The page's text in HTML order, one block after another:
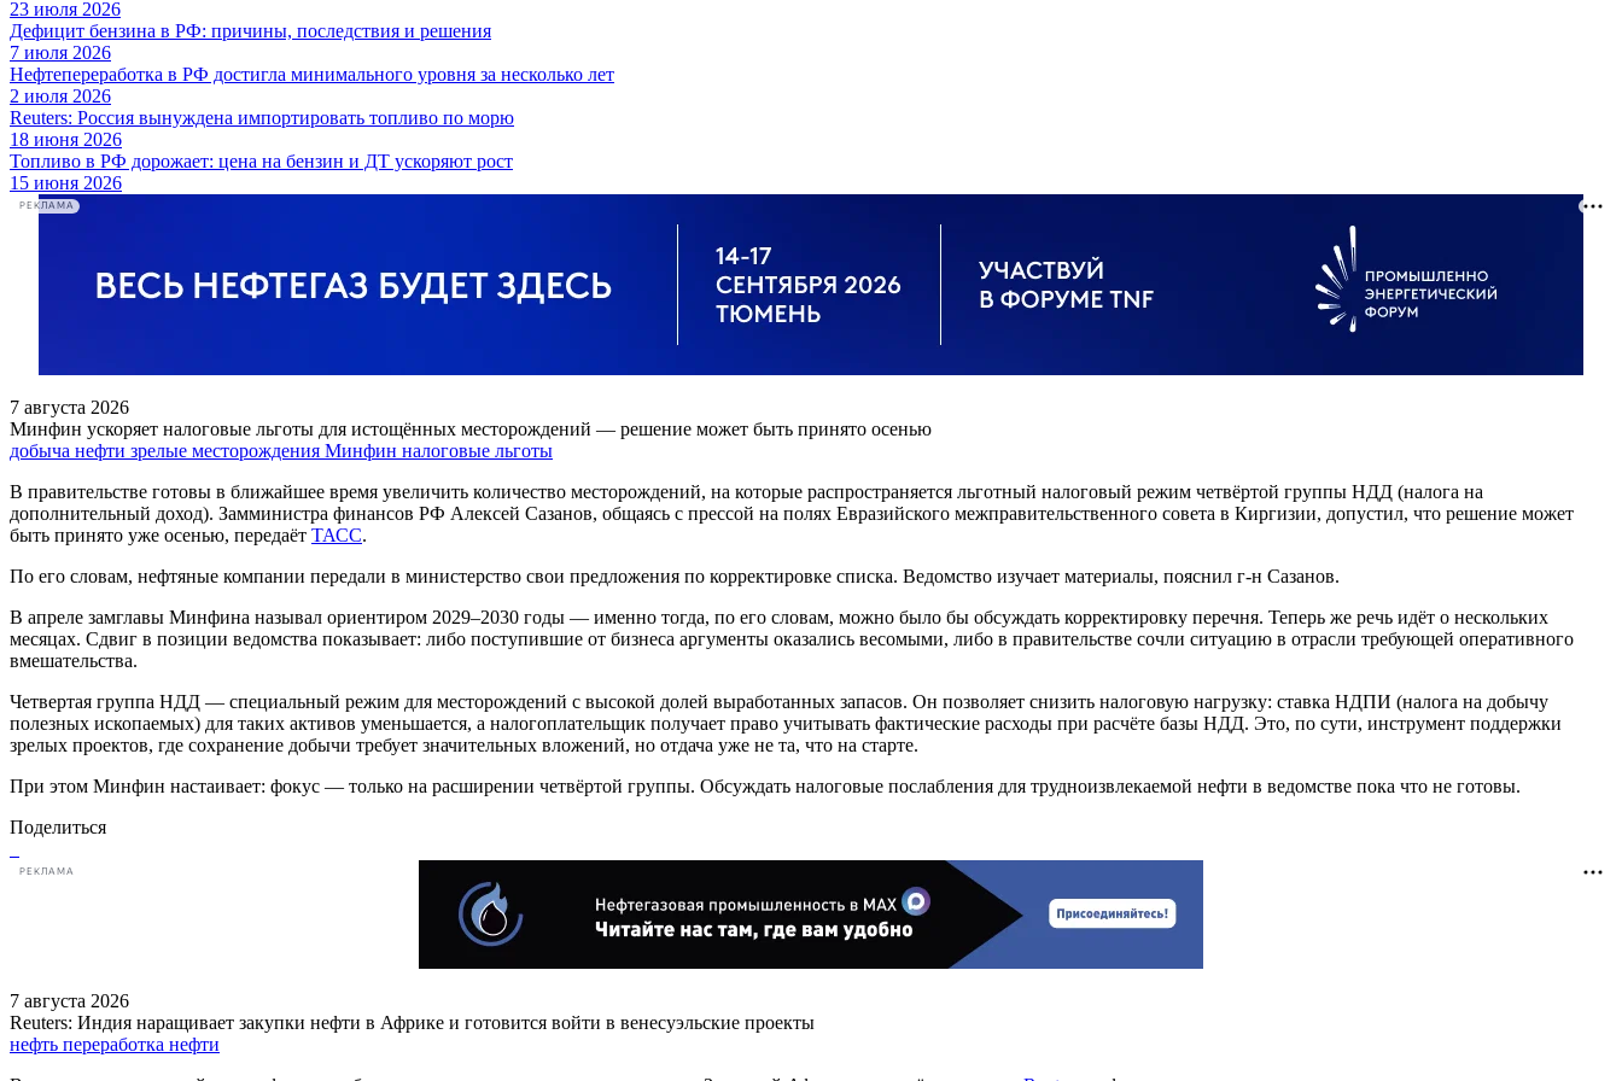
23 июля 2026
Дефицит бензина в РФ: причины, последствия и решения
7 июля 2026
Нефтепереработка в РФ достигла минимального уровня за несколько лет
2 июля 2026
Reuters: Россия вынуждена импортировать топливо по морю
18 июня 2026
Топливо в РФ дорожает: цена на бензин и ДТ ускоряют рост
15 июня 2026
РЕКЛАМА
7 августа 2026
Минфин ускоряет налоговые льготы для истощённых месторождений — решение может быть принято осенью
добыча нефти зрелые месторождения Минфин налоговые льготы
В правительстве готовы в ближайшее время увеличить количество месторождений, на которые распространяется льготный налоговый режим четвёртой группы НДД (налога на
дополнительный доход). Замминистра финансов РФ Алексей Сазанов, общаясь с прессой на полях Евразийского межправительственного совета в Киргизии, допустил, что решение может
быть принято уже осенью, передаёт ТАСС.
По его словам, нефтяные компании передали в министерство свои предложения по корректировке списка. Ведомство изучает материалы, пояснил г-н Сазанов.
В апреле замглавы Минфина называл ориентиром 2029–2030 годы — именно тогда, по его словам, можно было бы обсуждать корректировку перечня. Теперь же речь идёт о нескольких
месяцах. Сдвиг в позиции ведомства показывает: либо поступившие от бизнеса аргументы оказались весомыми, либо в правительстве сочли ситуацию в отрасли требующей оперативного
вмешательства.
Четвертая группа НДД — специальный режим для месторождений с высокой долей выработанных запасов. Он позволяет снизить налоговую нагрузку: ставка НДПИ (налога на добычу
полезных ископаемых) для таких активов уменьшается, а налогоплательщик получает право учитывать фактические расходы при расчёте базы НДД. Это, по сути, инструмент поддержки
зрелых проектов, где сохранение добычи требует значительных вложений, но отдача уже не та, что на старте.
При этом Минфин настаивает: фокус — только на расширении четвёртой группы. Обсуждать налоговые послабления для трудноизвлекаемой нефти в ведомстве пока что не готовы.
Поделиться
РЕКЛАМА
7 августа 2026
Reuters: Индия наращивает закупки нефти в Африке и готовится войти в венесуэльские проекты
нефть переработка нефти